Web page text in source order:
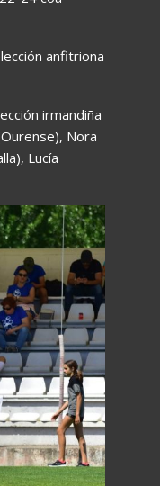
anfitriona
irmandiña
Nora
Lucía